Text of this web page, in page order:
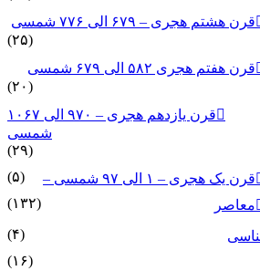
قرن هشتم هجری – ۶۷۹ الی ۷۷۶ شمسی
(۲۵)
قرن هفتم هجری ۵۸۲ الی ۶۷۹ شمسی
(۲۰)
قرن یازدهم هجری – ۹۷۰ الی ۱۰۶۷
شمسی
(۲۹)
قرن یک هجری – ۱ الی ۹۷ شمسی –
(۵)
معاصر
(۱۳۲)
(۴)
(۱۶)